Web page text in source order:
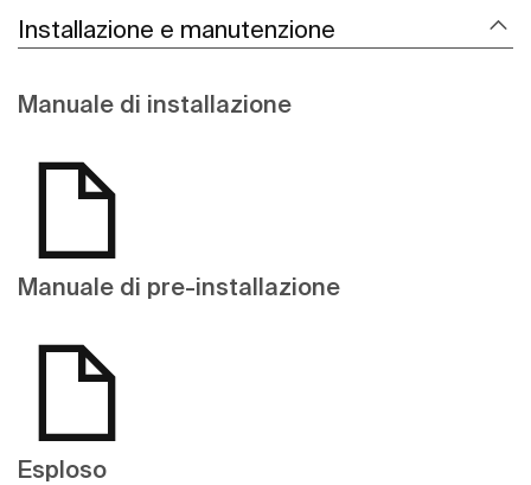
Installazione e manutenzione
Manuale di installazione
Manuale di pre-installazione
Esploso